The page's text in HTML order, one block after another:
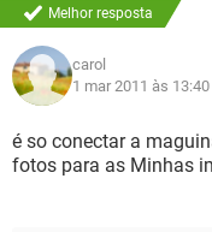
Melhor resposta
carol
1 mar 2011 às 13:40
é so conectar a
fotos para as Minhas